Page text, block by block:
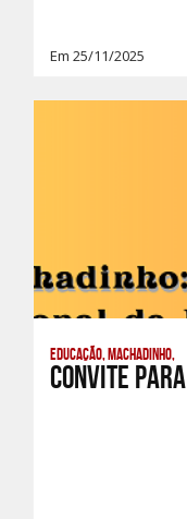
Em 25/11/2025
Educação, Machadinho,
Convite